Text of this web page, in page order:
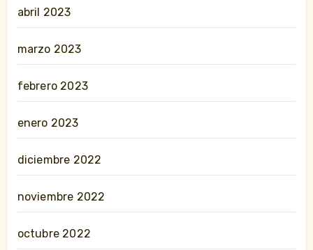
abril 2023
marzo 2023
febrero 2023
enero 2023
diciembre 2022
noviembre 2022
octubre 2022